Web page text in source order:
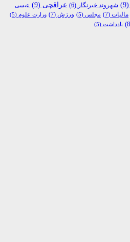
(9) شهروند خبرنگار (6) عراقچی (9)
عیسی
مالیات (7) مجلس (5) ورزش (7) وزارت علوم (5)
یادداشت (5)